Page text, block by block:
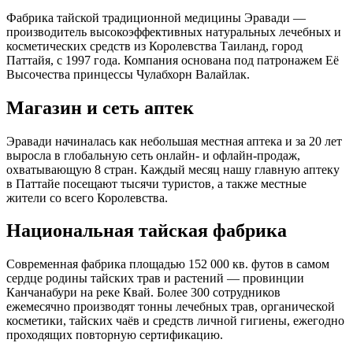
Фабрика тайской традиционной медицины Эравади —
производитель высокоэффективных натуральных лечебных и
косметических средств из Королевства Таиланд, город
Паттайя, с 1997 года. Компания основана под патронажем Её
Высочества принцессы Чулабхорн Валайлак.
Магазин и сеть аптек
Эравади начиналась как небольшая местная аптека и за 20 лет
выросла в глобальную сеть онлайн- и офлайн-продаж,
охватывающую 8 стран. Каждый месяц нашу главную аптеку
в Паттайе посещают тысячи туристов, а также местные
жители со всего Королевства.
Национальная тайская фабрика
Современная фабрика площадью 152 000 кв. футов в самом
сердце родины тайских трав и растений — провинции
Канчанабури на реке Квай. Более 300 сотрудников
ежемесячно производят тонны лечебных трав, органической
косметики, тайских чаёв и средств личной гигиены, ежегодно
проходящих повторную сертификацию.